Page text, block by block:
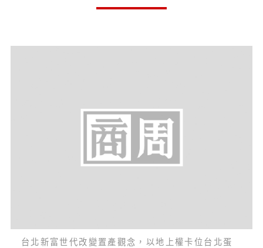
台北新富世代改變置產觀念，以地上權卡位台北蛋